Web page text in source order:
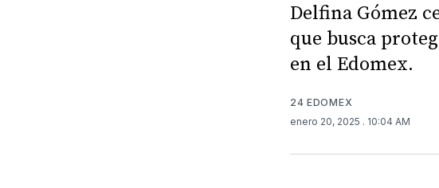
Delfina Gómez
que busca
en el Edomex.
24 EDOMEX
enero 20, 2025 . 10:04 AM